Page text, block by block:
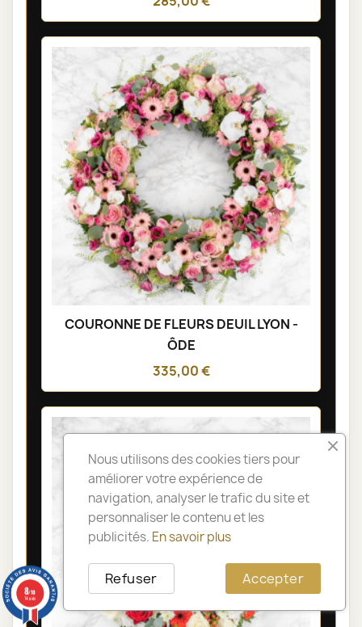
COURONNE DE FLEURS DEUIL LYON -
ÔDE
335,00 €
Nous utilisons des cookies tiers pour
améliorer votre expérience de
navigation, analyser le trafic du site et
personnaliser le contenu et les
publicités. En savoir plus
Accepter
Refuser
8/10
14 avis